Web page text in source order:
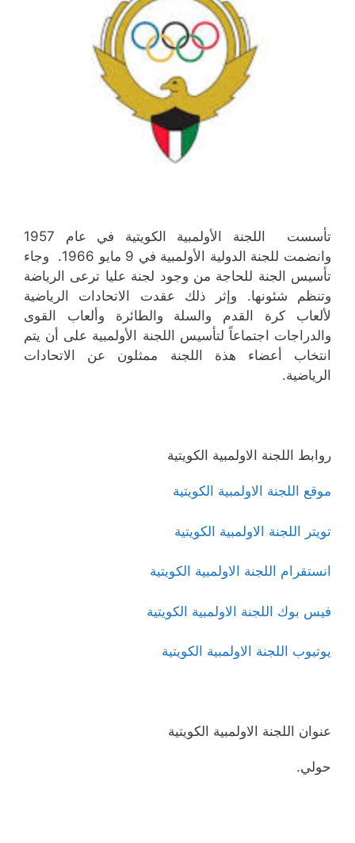
تأسست اللجنة الأولمبية الكويتية في عام 1957
وانضمت للجنة الدولية الأولمبية في 9 مايو 1966. وجاء
تأسيس الجنة للحاجة من وجود لجنة عليا ترعى الرياضة
وتنظم شئونها. وإثر ذلك عقدت الاتحادات الرياضية
لألعاب كرة القدم والسلة والطائرة وألعاب القوى
والدراجات اجتماعاً لتأسيس اللجنة الأولمبية على أن يتم
انتخاب أعضاء هذة اللجنة ممثلون عن الاتحادات
الرياضية.
روابط اللجنة الاولمبية الكويتية
موقع اللجنة الاولمبية الكويتية
تويتر اللجنة الاولمبية الكويتية
انستقرام اللجنة الاولمبية الكويتية
فيس بوك اللجنة الاولمبية الكويتية
يوتيوب اللجنة الاولمبية الكويتية
عنوان اللجنة الاولمبية الكويتية
حولي.